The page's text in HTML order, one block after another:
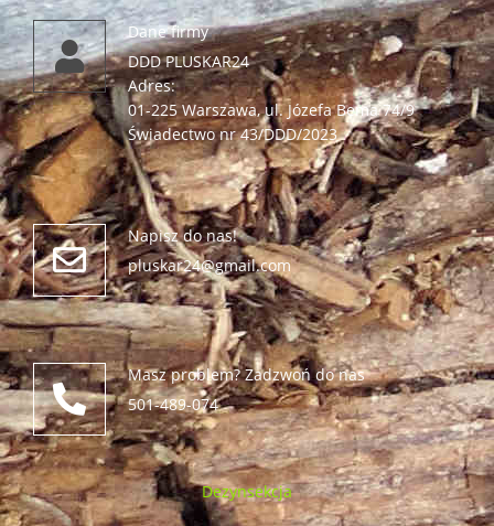
Dane firmy
DDD PLUSKAR24
Adres:
01-225 Warszawa, ul. Józefa Bema 74/9
Świadectwo nr 43/DDD/2023
Napisz do nas!
pluskar24@gmail.com
Masz problem? Zadzwoń do nas
501-489-074
Dezynsekcja